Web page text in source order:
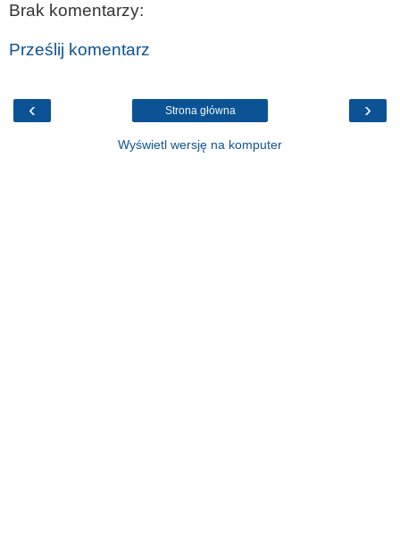
Brak komentarzy:
Prześlij komentarz
‹ ›
Strona główna
Wyświetl wersję na komputer